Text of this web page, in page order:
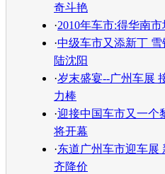
奇斗艳
·2010年车市:得华南
·中级车市又添新丁 雪
陆沈阳
·岁末盛宴--广州车展
力棒
·迎接中国车市又一个
将开幕
·东道广州车市迎车展
齐降价